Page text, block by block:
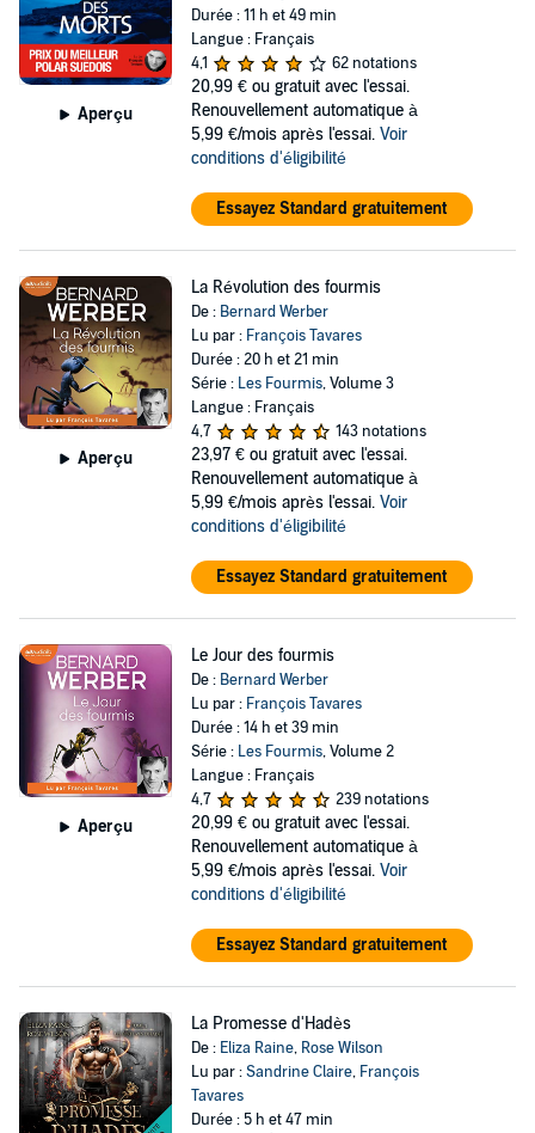
Aperçu
Durée : 11 h et 49 min
Langue : Français
4,1
62 notations
20,99 € ou gratuit avec l'essai.
Renouvellement automatique à
5,99 €/mois après l'essai. Voir
conditions d'éligibilité
Essayez Standard gratuitement
Aperçu
La Révolution des fourmis
De : Bernard Werber
Lu par : François Tavares
Durée : 20 h et 21 min
Série : Les Fourmis, Volume 3
Langue : Français
4,7
143 notations
23,97 € ou gratuit avec l'essai.
Renouvellement automatique à
5,99 €/mois après l'essai. Voir
conditions d'éligibilité
Essayez Standard gratuitement
Aperçu
Le Jour des fourmis
De : Bernard Werber
Lu par : François Tavares
Durée : 14 h et 39 min
Série : Les Fourmis, Volume 2
Langue : Français
4,7
239 notations
20,99 € ou gratuit avec l'essai.
Renouvellement automatique à
5,99 €/mois après l'essai. Voir
conditions d'éligibilité
Essayez Standard gratuitement
La Promesse d'Hadès
De : Eliza Raine, Rose Wilson
Lu par :Sandrine Claire, François
Tavares
Durée : 5 h et 47 min